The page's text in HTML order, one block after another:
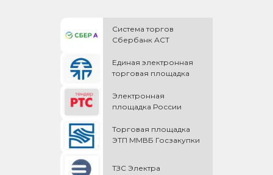
Система торгов
Сбербанк АСТ
Единая электронная
торговая площадка
Электронная
площадка России
Торговая площадка
ЭТП ММВБ Госзакупки
ТЗС Электра